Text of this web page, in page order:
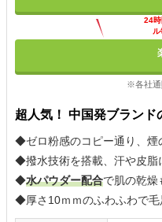
24
ル
※各社通
超人気！ 中国発ブランド
◆ゼロ粉感のコピー通り、煙
◆撥水技術を搭載、汗や皮脂
◆水パウダー配合で肌の乾燥
◆厚さ10ｍｍのふわふわで